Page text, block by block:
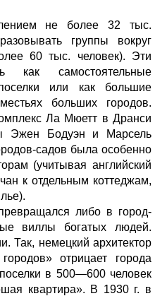
не более 32 тыс.
группы вокруг
60 тыс. человек). Эти
как самостоятельные
или как большие
больших городов.
Ла Мюетт в Дранси
Эжен Бодуэн и Марсель
садов была особенно
(учитывая английский
к отдельным коттеджам,
либо в город-
виллы богатых людей.
Так, немецкий архитектор
отрицает города
в 500—600 человек
квартира». В 1930 г. в